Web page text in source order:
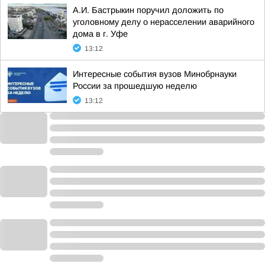
А.И. Бастрыкин поручил доложить по
уголовному делу о нерасселении аварийного
дома в г. Уфе
13:12
Интересные события вузов Минобрнауки
России за прошедшую неделю
13:12